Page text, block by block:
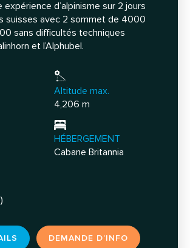
expérience d’alpinisme sur 2 jours
suisses avec 2 sommet de 4000
sans difficultés techniques
et l’Alphubel.
Altitude max.
4,206 m
HÉBERGEMENT
Cabane Britannia
DEMANDE D’INFO